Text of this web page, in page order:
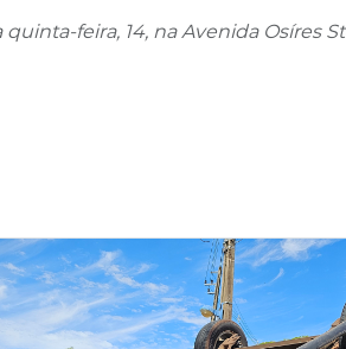
feira, 14, na Avenida Osíres